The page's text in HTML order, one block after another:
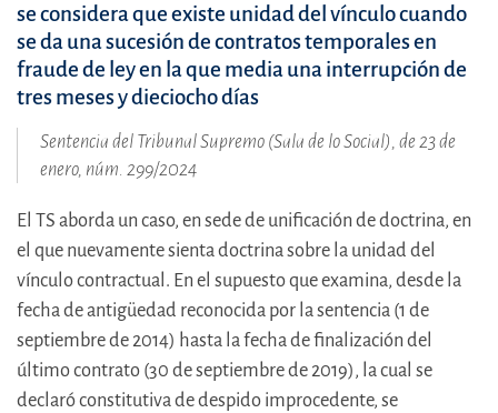
se considera que existe unidad del vínculo cuando
se da una sucesión de contratos temporales en
fraude de ley en la que media una interrupción de
tres meses y dieciocho días
Sentencia del Tribunal Supremo (Sala de lo Social), de 23 de
enero, núm. 299/2024
El TS aborda un caso, en sede de unificación de doctrina, en
el que nuevamente sienta doctrina sobre la unidad del
vínculo contractual. En el supuesto que examina, desde la
fecha de antigüedad reconocida por la sentencia (1 de
septiembre de 2014) hasta la fecha de finalización del
último contrato (30 de septiembre de 2019), la cual se
declaró constitutiva de despido improcedente, se